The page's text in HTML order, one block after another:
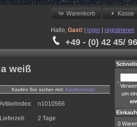
Warenkorb Kasse
Hallo, Gast! login registrieren
+49 - (0) 42 45/
weiß
Kaufen Sie sicher mit: Käuferschutz
Artikelindex: n1010566
Lieferzeit: 2 Tage
um
0 Waren